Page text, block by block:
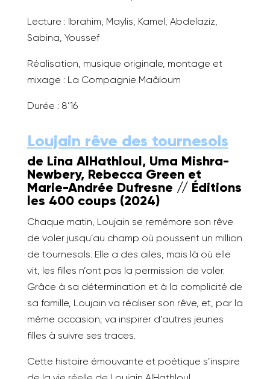
Lecture : Ibrahim, Maylis, Kamel, Abdelaziz,
Sabina, Youssef
Réalisation, musique originale, montage et
mixage : La Compagnie Maâloum
Durée : 8’16
Loujain rêve des tournesols
de Lina AlHathloul, Uma Mishra-
Newbery, Rebecca Green et
Marie-Andrée Dufresne // Éditions
les 400 coups (2024)
Chaque matin, Loujain se remémore son rêve
de voler jusqu’au champ où poussent un million
de tournesols. Elle a des ailes, mais là où elle
vit, les filles n’ont pas la permission de voler.
Grâce à sa détermination et à la complicité de
sa famille, Loujain va réaliser son rêve, et, par la
même occasion, va inspirer d’autres jeunes
filles à suivre ses traces.
Cette histoire émouvante et poétique s’inspire